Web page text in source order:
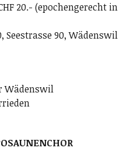
20.- (epochengerecht in
Seestrasse 90, Wädenswil
Wädenswil